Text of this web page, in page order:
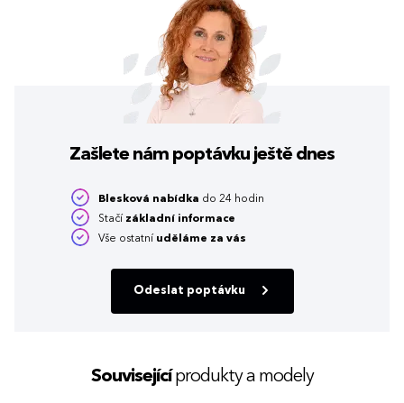
Zašlete nám poptávku ještě dnes
Blesková nabídka do 24 hodin
Stačí základní informace
Vše ostatní uděláme za vás
Odeslat poptávku
Souvisejícíprodukty a modely